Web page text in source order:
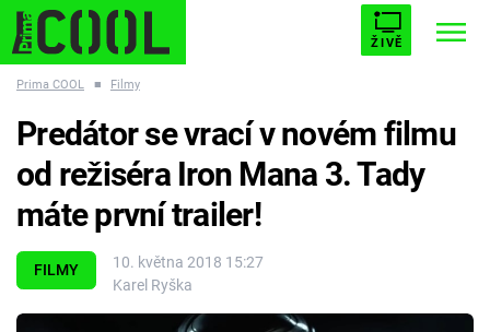
ŽIVĚ
ESCAPE PLNEJ KOTEL AVENGERS 5
Témata
Prima COOL ■ Filmy
FILMY
10. května 2018 15:27
Karel Ryška
Predátor se vrací v novém filmu
od režiséra Iron Mana 3. Tady
máte první trailer!